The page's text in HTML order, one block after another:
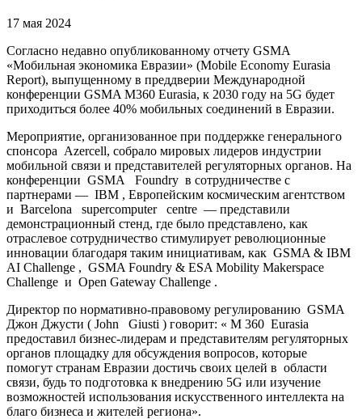
17 мая 2024
Согласно недавно опубликованному отчету GSMA
«Мобильная экономика Евразии» (Mobile Economy Eurasia
Report), выпущенному в преддверии Международной
конференции GSMA M360 Eurasia, к 2030 году на 5G будет
приходиться более 40% мобильных соединений в Евразии.
Мероприятие, организованное при поддержке генерального
спонсора Azercell, собрало мировых лидеров индустрии
мобильной связи и представителей регуляторных органов. На
конференции GSMA Foundry в сотрудничестве с
партнерами — IBM , Европейским космическим агентством
и Barcelona supercomputer centre — представили
демонстрационный стенд, где было представлено, как
отраслевое сотрудничество стимулирует революционные
инновации благодаря таким инициативам, как GSMA & IBM
AI Challenge , GSMA Foundry & ESA Mobility Makerspace
Challenge и Open Gateway Challenge .
Директор по нормативно-правовому регулированию GSMA
Джон Джусти ( John Giusti ) говорит: « M 360 Eurasia
предоставил бизнес-лидерам и представителям регуляторных
органов площадку для обсуждения вопросов, которые
помогут странам Евразии достичь своих целей в области
связи, будь то подготовка к внедрению 5G или изучение
возможностей использования искусственного интеллекта на
благо бизнеса и жителей региона».